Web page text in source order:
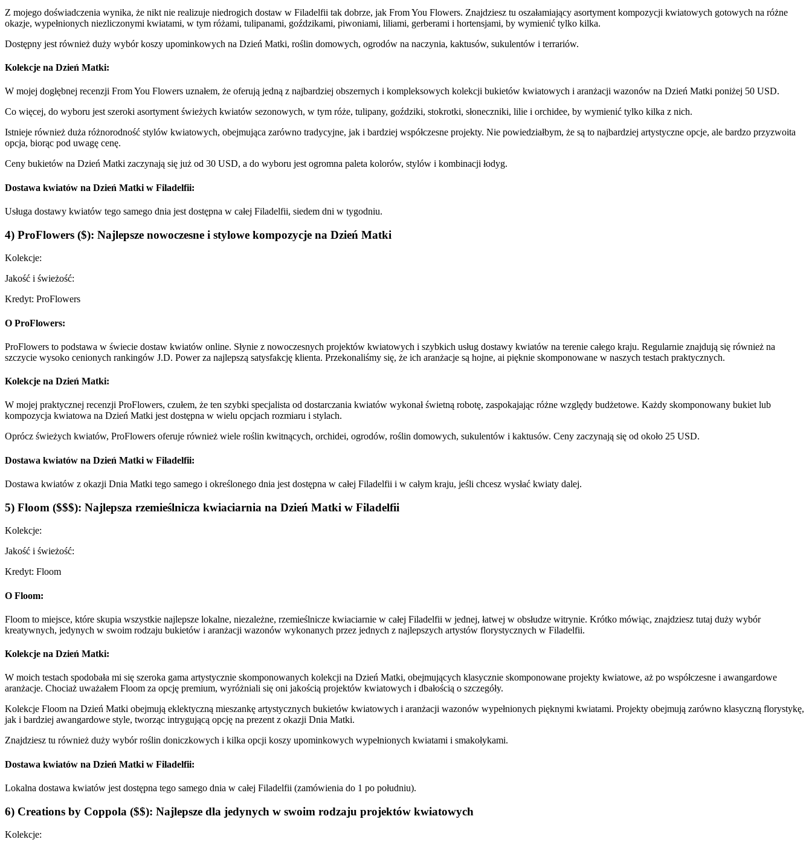
Z mojego doświadczenia wynika, że nikt nie realizuje niedrogich dostaw w Filadelfii tak dobrze, jak From You Flowers. Znajdziesz tu oszałamiający asortyment kompozycji kwiatowych gotowych na różne
okazje, wypełnionych niezliczonymi kwiatami, w tym różami, tulipanami, goździkami, piwoniami, liliami, gerberami i hortensjami, by wymienić tylko kilka.
Dostępny jest również duży wybór koszy upominkowych na Dzień Matki, roślin domowych, ogrodów na naczynia, kaktusów, sukulentów i terrariów.
Kolekcje na Dzień Matki:
W mojej dogłębnej recenzji From You Flowers uznałem, że oferują jedną z najbardziej obszernych i kompleksowych kolekcji bukietów kwiatowych i aranżacji wazonów na Dzień Matki poniżej 50 USD.
Co więcej, do wyboru jest szeroki asortyment świeżych kwiatów sezonowych, w tym róże, tulipany, goździki, stokrotki, słoneczniki, lilie i orchidee, by wymienić tylko kilka z nich.
Istnieje również duża różnorodność stylów kwiatowych, obejmująca zarówno tradycyjne, jak i bardziej współczesne projekty. Nie powiedziałbym, że są to najbardziej artystyczne opcje, ale bardzo przyzwoita
opcja, biorąc pod uwagę cenę.
Ceny bukietów na Dzień Matki zaczynają się już od 30 USD, a do wyboru jest ogromna paleta kolorów, stylów i kombinacji łodyg.
Dostawa kwiatów na Dzień Matki w Filadelfii:
Usługa dostawy kwiatów tego samego dnia jest dostępna w całej Filadelfii, siedem dni w tygodniu.
4) ProFlowers ($): Najlepsze nowoczesne i stylowe kompozycje na Dzień Matki
Kolekcje:
Jakość i świeżość:
Kredyt: ProFlowers
O ProFlowers:
ProFlowers to podstawa w świecie dostaw kwiatów online. Słynie z nowoczesnych projektów kwiatowych i szybkich usług dostawy kwiatów na terenie całego kraju. Regularnie znajdują się również na
szczycie wysoko cenionych rankingów J.D. Power za najlepszą satysfakcję klienta. Przekonaliśmy się, że ich aranżacje są hojne, ai pięknie skomponowane w naszych testach praktycznych.
Kolekcje na Dzień Matki:
W mojej praktycznej recenzji ProFlowers, czułem, że ten szybki specjalista od dostarczania kwiatów wykonał świetną robotę, zaspokajając różne względy budżetowe. Każdy skomponowany bukiet lub
kompozycja kwiatowa na Dzień Matki jest dostępna w wielu opcjach rozmiaru i stylach.
Oprócz świeżych kwiatów, ProFlowers oferuje również wiele roślin kwitnących, orchidei, ogrodów, roślin domowych, sukulentów i kaktusów. Ceny zaczynają się od około 25 USD.
Dostawa kwiatów na Dzień Matki w Filadelfii:
Dostawa kwiatów z okazji Dnia Matki tego samego i określonego dnia jest dostępna w całej Filadelfii i w całym kraju, jeśli chcesz wysłać kwiaty dalej.
5) Floom ($$$): Najlepsza rzemieślnicza kwiaciarnia na Dzień Matki w Filadelfii
Kolekcje:
Jakość i świeżość:
Kredyt: Floom
O Floom:
Floom to miejsce, które skupia wszystkie najlepsze lokalne, niezależne, rzemieślnicze kwiaciarnie w całej Filadelfii w jednej, łatwej w obsłudze witrynie. Krótko mówiąc, znajdziesz tutaj duży wybór
kreatywnych, jedynych w swoim rodzaju bukietów i aranżacji wazonów wykonanych przez jednych z najlepszych artystów florystycznych w Filadelfii.
Kolekcje na Dzień Matki:
W moich testach spodobała mi się szeroka gama artystycznie skomponowanych kolekcji na Dzień Matki, obejmujących klasycznie skomponowane projekty kwiatowe, aż po współczesne i awangardowe
aranżacje. Chociaż uważałem Floom za opcję premium, wyróżniali się oni jakością projektów kwiatowych i dbałością o szczegóły.
Kolekcje Floom na Dzień Matki obejmują eklektyczną mieszankę artystycznych bukietów kwiatowych i aranżacji wazonów wypełnionych pięknymi kwiatami. Projekty obejmują zarówno klasyczną florystykę,
jak i bardziej awangardowe style, tworząc intrygującą opcję na prezent z okazji Dnia Matki.
Znajdziesz tu również duży wybór roślin doniczkowych i kilka opcji koszy upominkowych wypełnionych kwiatami i smakołykami.
Dostawa kwiatów na Dzień Matki w Filadelfii:
Lokalna dostawa kwiatów jest dostępna tego samego dnia w całej Filadelfii (zamówienia do 1 po południu).
6) Creations by Coppola ($$): Najlepsze dla jedynych w swoim rodzaju projektów kwiatowych
Kolekcje: